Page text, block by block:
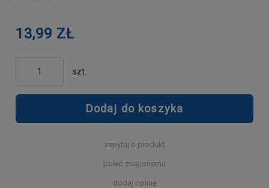
13,99 ZŁ
szt.
Dodaj do koszyka
zapytaj o produkt
poleć znajomemu
dodaj opinię